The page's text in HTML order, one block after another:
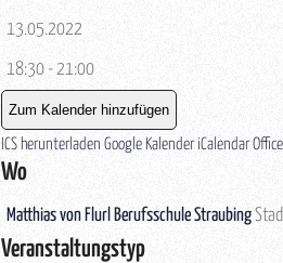
13.05.2022
18:30 - 21:00
Zum Kalender hinzufügen
ICS herunterladen Google Kalender iCalendar
Wo
Matthias von Flurl Berufsschule Straubing
Veranstaltungstyp